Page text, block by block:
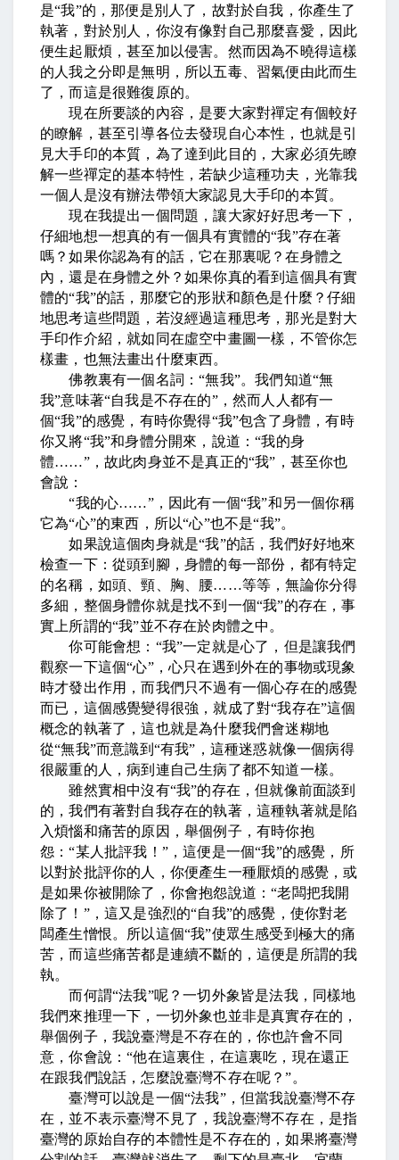
是“我”的，那便是別人了，故對於自我，你產生了
執著，對於別人，你沒有像對自己那麼喜愛，因此
便生起厭煩，甚至加以侵害。然而因為不曉得這樣
的人我之分即是無明，所以五毒、習氣便由此而生
了，而這是很難復原的。
現在所要談的內容，是要大家對禪定有個較好
的瞭解，甚至引導各位去發現自心本性，也就是引
見大手印的本質，為了達到此目的，大家必須先瞭
解一些禪定的基本特性，若缺少這種功夫，光靠我
一個人是沒有辦法帶領大家認見大手印的本質。
現在我提出一個問題，讓大家好好思考一下，
仔細地想一想真的有一個具有實體的“我”存在著
嗎？如果你認為有的話，它在那裏呢？在身體之
內，還是在身體之外？如果你真的看到這個具有實
體的“我”的話，那麼它的形狀和顏色是什麼？仔細
地思考這些問題，若沒經過這種思考，那光是對大
手印作介紹，就如同在虛空中畫圖一樣，不管你怎
樣畫，也無法畫出什麼東西。
佛教裏有一個名詞：“無我”。我們知道“無
我”意味著“自我是不存在的”，然而人人都有一
個“我”的感覺，有時你覺得“我”包含了身體，有時
你又將“我”和身體分開來，說道：“我的身
體……”，故此肉身並不是真正的“我” ，甚至你也
會說：
“我的心……”，因此有一個“我”和另一個你稱
它為“心”的東西，所以“心”也不是“我”。
如果說這個肉身就是“我”的話，我們好好地來
檢查一下：從頭到腳，身體的每一部份，都有特定
的名稱，如頭、頸、胸、腰……等等，無論你分得
多細，整個身體你就是找不到一個“我”的存在，事
實上所謂的“我”並不存在於肉體之中。
你可能會想： “我”一定就是心了，但是讓我們
觀察一下這個“心”，心只在遇到外在的事物或現象
時才發出作用，而我們只不過有一個心存在的感覺
而已，這個感覺變得很強，就成了對“我存在”這個
概念的執著了，這也就是為什麼我們會迷糊地
從“無我”而意識到 “有我” ，這種迷惑就像一個病得
很嚴重的人，病到連自己生病了都不知道一樣。
雖然實相中沒有“我”的存在，但就像前面談到
的，我們有著對自我存在的執著，這種執著就是陷
入煩惱和痛苦的原因，舉個例子，有時你抱
怨：“某人批評我！ ” ，這便是一個“我”的感覺，所
以對於批評你的人，你便產生一種厭煩的感覺，或
是如果你被開除了，你會抱怨說道：“老闆把我開
除了！ ”，這又是強烈的“自我”的感覺，使你對老
闆產生憎恨。所以這個“我”使眾生感受到極大的痛
苦，而這些痛苦都是連續不斷的，這便是所謂的我
執。
而何謂“法我”呢？一切外象皆是法我，同樣地
我們來推理一下，一切外象也並非是真實存在的，
舉個例子，我說臺灣是不存在的，你也許會不同
意，你會說：“他在這裏住，在這裏吃，現在還正
在跟我們說話，怎麼說臺灣不存在呢？”。
臺灣可以說是一個“法我”，但當我說臺灣不存
在，並不表示臺灣不見了，我說臺灣不存在，是指
臺灣的原始自存的本體性是不存在的，如果將臺灣